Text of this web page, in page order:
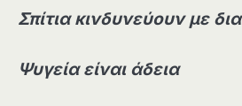
Σπίτια κινδυνεύουν με
Ψυγεία είναι άδεια